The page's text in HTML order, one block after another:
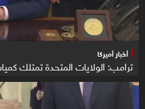
أخبار أميركا
ترامب: الولايات المتحدة تمتلك